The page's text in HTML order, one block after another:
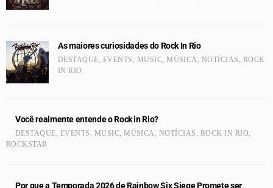
As maiores curiosidades do Rock In Rio
DESTAQUE, EVENTS , MUSIC,MÚSICA , NOTÍCIAS , ROCK
IN RIO
Você realmente entende o Rock in Rio?
DESTAQUE, EVENTS , MUSIC,MÚSICA , NOTÍCIAS , ROCK IN RIO,
ROCKSTAR
Por que a Temporada 2026 de Rainbow Six Siege Promete ser